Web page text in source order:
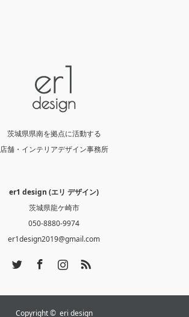
茨城県県南を拠点に活動する
店舗・インテリアデザイン事務所
er1 design (エリ デザイン)
茨城県龍ケ崎市
050-8880-9974
er1design2019@gmail.com
Copyright © eri design